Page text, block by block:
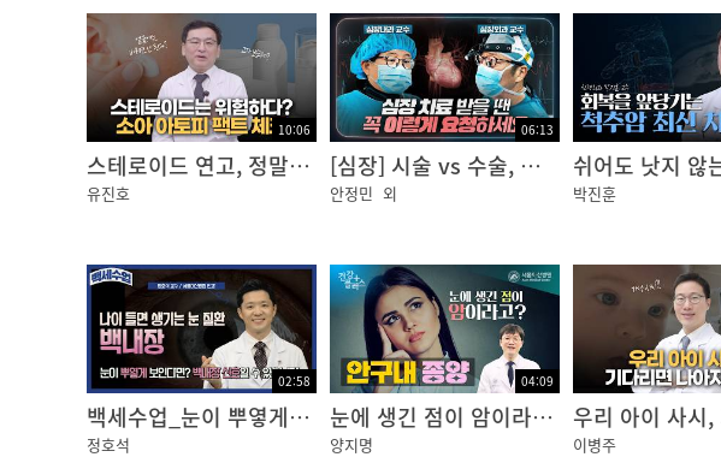
10:06
스테로이드 연고, 정말 괜찮을까? 소아 아토피 피부염에 대한 오해와 진실!
유진호
06:13
[심장] 시술 vs 수술, 내게 맞는 치료는 따로 있습니다
안정민 외 박진훈
02:58
백세수업_눈이 뿌옇게 보인다면? 백내장 신호일 수 있습니다_안과 정호석
정호석
04:09
눈에 생긴 점이 암이라고? 안구내 종양 | 건강플러스
양지명 이병주